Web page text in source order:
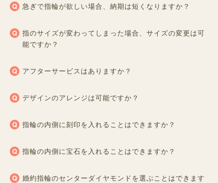
急ぎで指輪が欲しい場合、納期は短くなりますか？
指のサイズが変わってしまった場合、サイズの変更は可
能ですか？
アフターサービスはありますか？
デザインのアレンジは可能ですか？
指輪の内側に刻印を入れることはできますか？
指輪の内側に宝石を入れることはできますか？
婚約指輪のセンターダイヤモンドを選ぶことはできます